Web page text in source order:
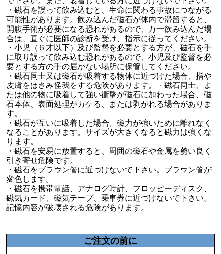
・磁石を誤って飲み込むと、生命に関わる事故につながる
可能性があります。飲み込んだ磁石が体内で滞留すると、
開腹手術が必要になる恐れがあるので、万一飲み込んだ場
合は、直ぐに医師の診断を受け、指示に従ってください。
・小児（６才以下）及び監督を必要とする方が、磁石を手
に取り誤って飲み込む恐れがあるので、小児及び監督を必
要とする方の手の届かない場所に保管してください。
・磁石同士又は磁石が吸着する物体に近づけた場合、指や
皮膚をはさみ怪我をする危険があります。・磁石同士、ま
たは他の物に吸着して強い衝撃が磁石に加わった場合、磁
石本体、表面処理がカケる、または剥がれる場合がありま
す。
・磁石が互いに吸着した場合、磁力が強いために離れなく
なることがあります。サイズが大きくなると磁力は強くな
ります。
・磁石を安易に放置すると、周囲の磁石や金属を勢い良く
引き寄せ危険です。
・磁石をブラウン管に近づけないで下さい。ブラウン管が
変色します。
・磁石を携帯電話、アナログ時計、フロッピーディスク、
磁気カード、磁気テープ、乗車券に近づけないで下さい。
記憶内容が破壊される危険があります。
ご注文の前に